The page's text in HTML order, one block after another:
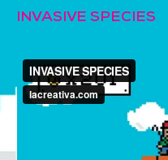
INVASIVE SPECIES